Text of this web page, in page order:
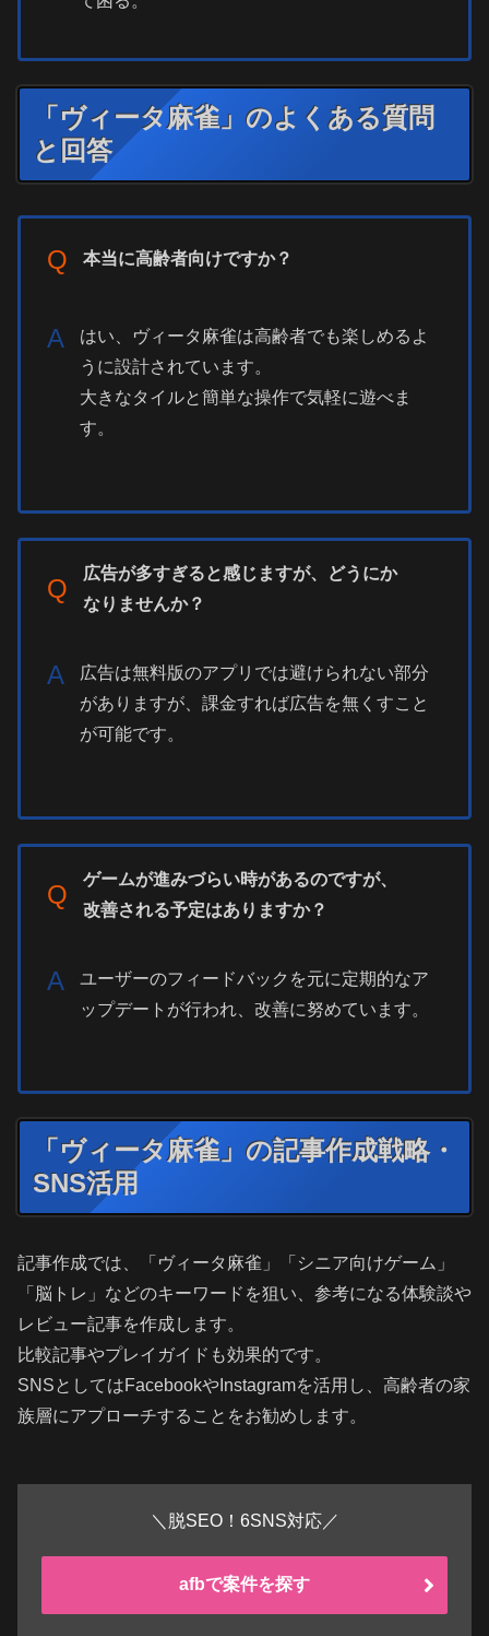
「ヴィータ麻雀」のよくある質問
と回答
Q 本当に高齢者向けですか？
A
はい、ヴィータ麻雀は高齢者でも楽しめるよ
うに設計されています。
大きなタイルと簡単な操作で気軽に遊べま
す。
Q
広告が多すぎると感じますが、どうにか
なりませんか？
A
広告は無料版のアプリでは避けられない部分
がありますが、課金すれば広告を無くすこと
が可能です。
Q
ゲームが進みづらい時があるのですが、
改善される予定はありますか？
A
ユーザーのフィードバックを元に定期的なア
ップデートが行われ、改善に努めています。
「ヴィータ麻雀」の記事作成戦略・
SNS活用
記事作成では、「ヴィータ麻雀」「シニア向けゲーム」
「脳トレ」などのキーワードを狙い、参考になる体験談や
レビュー記事を作成します。
比較記事やプレイガイドも効果的です。
SNSとしてはFacebookやInstagramを活用し、高齢者の家
族層にアプローチすることをお勧めします。
＼脱SEO！6SNS対応／
afbで案件を探す